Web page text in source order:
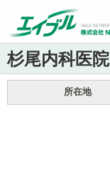
杉尾内科医院
所在地